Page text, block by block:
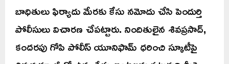
బాధితులు ఫిర్యాదు మేరకు కేసు నమోదు చేసి పెందుర్తి
పోలీసులు విచారణ చేపట్టారు. నిందితులైన శివప్రసాద్,
కందరపు గోపి పోలీస్ యూనిఫామ్ ధరించి స్కూటీపై